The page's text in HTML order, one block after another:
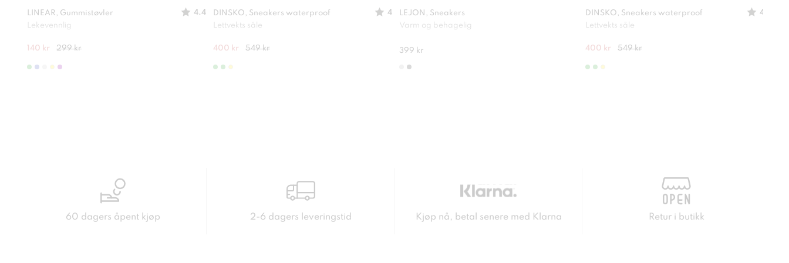
LINEAR, Gummistøvler
4.4
Lekevennlig
140 kr 299 kr
DINSKO, Sneakers waterproof
4
Lettvekts såle
400 kr 549 kr
LEJON, Sneakers
Varm og behagelig
399 kr
DINSKO, Sneakers waterproof
4
Lettvekts såle
400 kr 549 kr
60 dagers åpent kjøp 2-6 dagers leveringstid Kjøp nå, betal senere med Klarna Retur i butikk